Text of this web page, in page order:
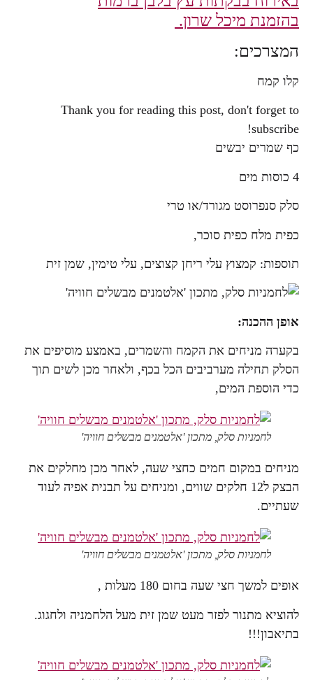
בהזמנת מיכל שרון.
המצרכים:
קלו קמח
Thank you for reading this post, don't forget to
subscribe!
כף שמרים יבשים
סלק סנפרוסט מגורד/או טרי
כפית מלח כפית סוכר,
תוספות: קמצוץ עלי ריחן קצוצים, עלי טימין, שמן זית
אופן ההכנה:
בקערה מניחים את הקמח והשמרים, באמצע מוסיפים את
הסלק תחילה מערביבים הכל בכף, ולאחר מכן לשים תוך
כדי הוספת המים,
לחמניות סלק, מתכון 'אלטמנים מבשלים חוויה'
מניחים במקום חמים כחצי שעה, לאחר מכן מחלקים את
הבצק ל12 חלקים שווים, ומניחים על תבנית אפיה לעוד
שעתיים.
לחמניות סלק, מתכון 'אלטמנים מבשלים חוויה'
אופים למשך חצי שעה בחום 180 מעלות ,
להוציא מתנור לפזר מעט שמן זית מעל הלחמניה ולחגוג.
בתיאבון!!!